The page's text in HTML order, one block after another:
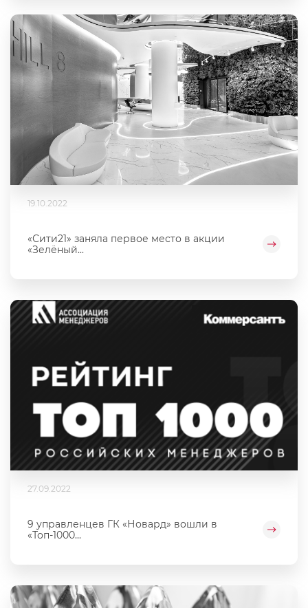
19.10.2022
«Сити21» заняла первое место в акции
«Зелёный...
27.09.2022
9 управленцев ГК «Новард» вошли в
«Топ-1000...